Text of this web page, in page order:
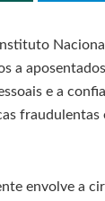
a
e a
envolve a